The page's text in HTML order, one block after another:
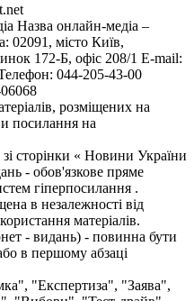
Назва онлайн-медіа –
02091, місто Київ,
172-Б, офіс 208/1 E-mail:
044-205-43-00
розміщених на
посилання на
сторінки « Новини України
- обов'язкове пряме
гіперпосилання .
в незалежності від
матеріалів.
- видань) - повинна бути
в першому абзаці
"Експертиза", "Заява",